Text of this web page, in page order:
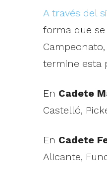
A través del
forma que
termine esta
En Cadete
Castelló,
En Cadete
Alicante,